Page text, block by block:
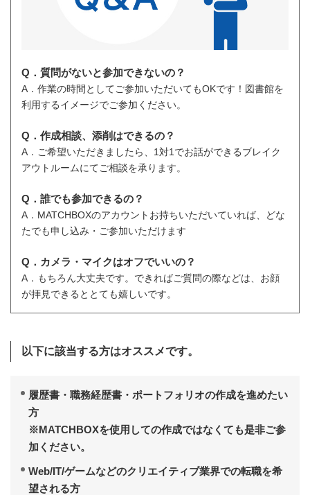
Q．質問がないと参加できないの？
A．作業の時間としてご参加いただいてもOKです！図書館を
利用するイメージでご参加ください。
Q．作成相談、添削はできるの？
A．ご希望いただきましたら、1対1でお話ができるブレイク
アウトルームにてご相談を承ります。
Q．誰でも参加できるの？
A．MATCHBOXのアカウントお持ちいただいていれば、どな
たでも申し込み・ご参加いただけます
Q．カメラ・マイクはオフでいいの？
A．もちろん大丈夫です。できればご質問の際などは、お顔
が拝見できるととても嬉しいです。
以下に該当する方はオススメです。
履歴書・職務経歴書・ポートフォリオの作成を進めたい
方
※MATCHBOXを使用しての作成ではなくても是非ご参
加ください。
Web/IT/ゲームなどのクリエイティブ業界での転職を希
望される方